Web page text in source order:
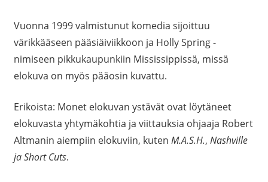
Vuonna 1999 valmistunut komedia sijoittuu
värikkääseen pääsiäiviikkoon ja Holly Spring -
nimiseen pikkukaupunkiin Mississippissä, missä
elokuva on myös pääosin kuvattu.
Erikoista: Monet elokuvan ystävät ovat löytäneet
elokuvasta yhtymäkohtia ja viittauksia ohjaaja Robert
Altmanin aiempiin elokuviin, kuten M.A.S.H., Nashville
jaShort Cuts.